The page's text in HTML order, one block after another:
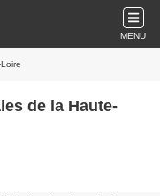
MENU
de la Haute-